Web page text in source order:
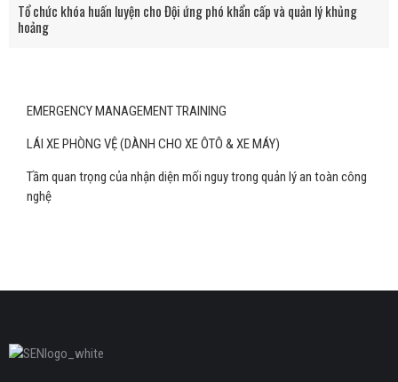
Tổ chức khóa huấn luyện cho Đội ứng phó khẩn cấp và quản lý khủng
hoảng
EMERGENCY MANAGEMENT TRAINING
LÁI XE PHÒNG VỆ (DÀNH CHO XE ÔTÔ & XE MÁY)
Tầm quan trọng của nhận diện mối nguy trong quản lý an toàn công
nghệ